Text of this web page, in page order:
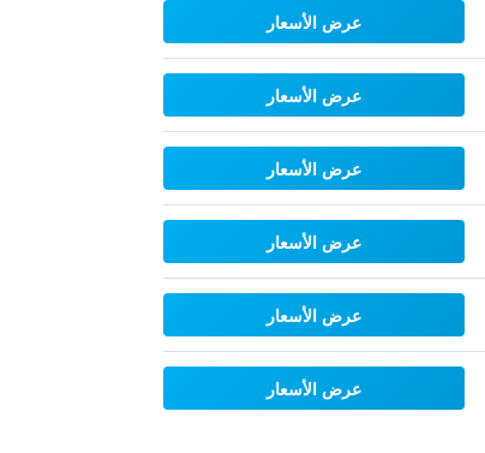
عرض الأسعار
عرض الأسعار
عرض الأسعار
عرض الأسعار
عرض الأسعار
عرض الأسعار